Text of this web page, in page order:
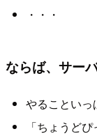
・・・
ならば、サー
やることいっ
「ちょうどぴ